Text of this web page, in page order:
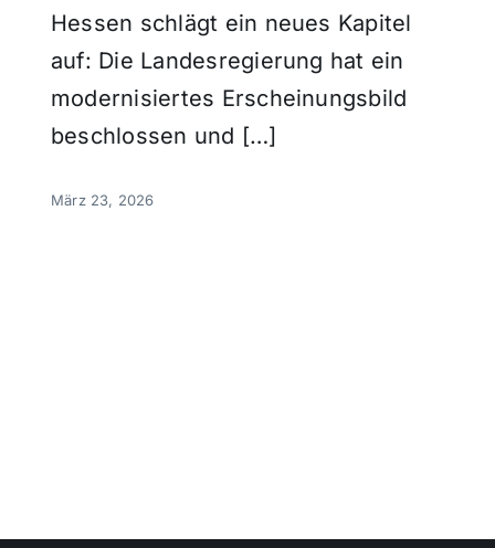
Hessen schlägt ein neues Kapitel
auf: Die Landesregierung hat ein
modernisiertes Erscheinungsbild
beschlossen und […]
März 23, 2026